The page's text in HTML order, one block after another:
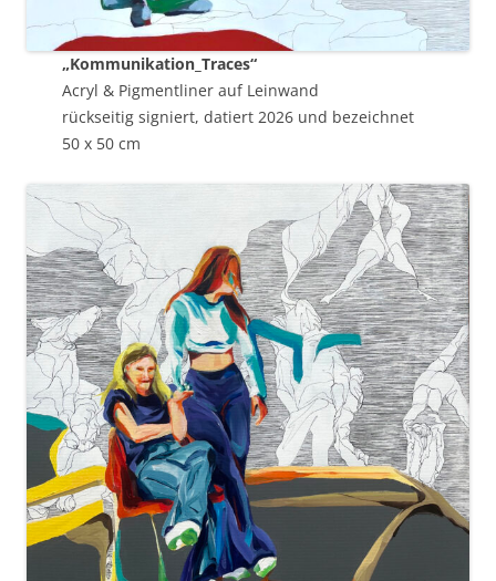
„Kommunikation_Traces“
Acryl & Pigmentliner auf Leinwand
rückseitig signiert, datiert 2026 und bezeichnet
50 x 50 cm